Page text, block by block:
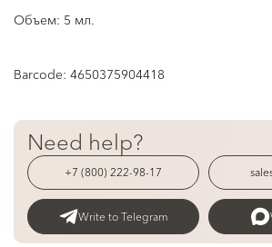
Объем: 5 мл.
Barcode: 4650375904418
Need help?
+7 (800) 222-98-17
Write to Telegram